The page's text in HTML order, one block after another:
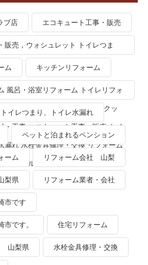
ブ店 エコキュート工事・販売
販売，ウォシュレット トイレつま
ム キッチンリフォーム
風呂・浴室リフォーム トイレリフォ
ム オール電化リフォーム ＩＨクッ
・工事 エコキュート工事・販売 トイ
漏れ 水栓金具修理・交換 リフォーム
リモデルクラブ
トイレつまり、トイレ水漏れ
ペットと泊まれるペンション
ーム リフォーム会社 山梨
梨県 リフォーム業者・会社
市です
です。 住宅リフォーム
山梨県 水栓金具修理・交換